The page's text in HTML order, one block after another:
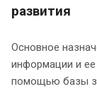
развития
Основное
информации и
помощью базы